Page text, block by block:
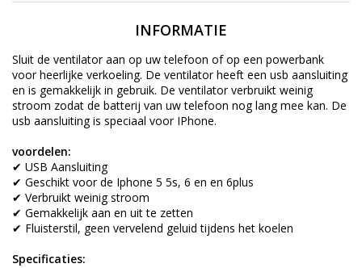
INFORMATIE
Sluit de ventilator aan op uw telefoon of op een powerbank
voor heerlijke verkoeling. De ventilator heeft een usb aansluiting
en is gemakkelijk in gebruik. De ventilator verbruikt weinig
stroom zodat de batterij van uw telefoon nog lang mee kan. De
usb aansluiting is speciaal voor IPhone.
voordelen:
✔ USB Aansluiting
✔ Geschikt voor de Iphone 5 5s, 6 en en 6plus
✔ Verbruikt weinig stroom
✔ Gemakkelijk aan en uit te zetten
✔ Fluisterstil, geen vervelend geluid tijdens het koelen
Specificaties: